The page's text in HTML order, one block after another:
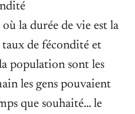
où la durée de vie est la
de fécondité et
population sont les
les gens pouvaient
que souhaité… le